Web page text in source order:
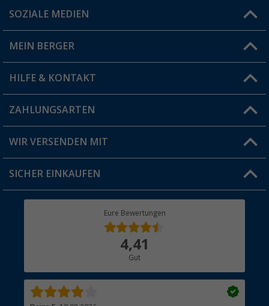
Du hast eine Frage?
Filiale finden
SOZIALE MEDIEN
MEIN BERGER
Vorteilskarte
Blog
Jobs & Karriere
HILFE & KONTAKT
FAQ & Kontakt
Versandinformationen
Rücksendung
ZAHLUNGSARTEN
WIR VERSENDEN MIT
SICHER EINKAUFEN
Eure Bewertungen
4,41
Gut